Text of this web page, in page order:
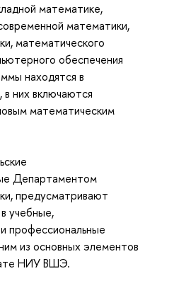
математике,
математики,
математического
обеспечения
находятся в
них включаются
математическим
Департаментом
предусматривают
учебные,
профессиональные
из основных элементов
НИУ ВШЭ.